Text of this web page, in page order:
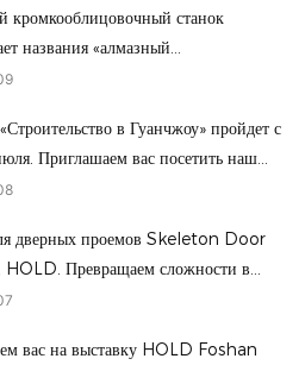
время простоя.
кромкооблицовочный станок
названия «алмазный
станок», и не каждый
кромку одним касанием.
в Гуанчжоу» пройдет с
Приглашаем вас посетить наш
дверных проемов Skeleton Door
Превращаем сложности в
вас на выставку HOLD Foshan